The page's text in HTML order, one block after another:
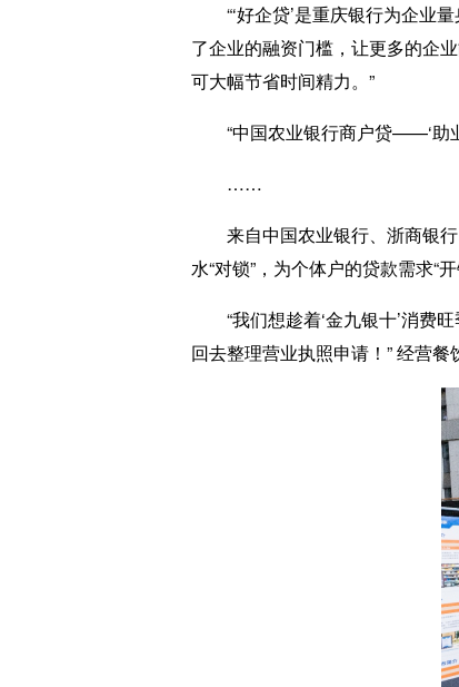
“‘好企贷’是重庆银行为企业量
了企业的融资门槛，让更多的企
可大幅节省时间精力。”
“中国农业银行商户贷——‘助业
……
来自中国农业银行、浙商银行
水“对锁”，为个体户的贷款需求“
“我们想趁着‘金九银十’消费旺
回去整理营业执照申请！” 经营